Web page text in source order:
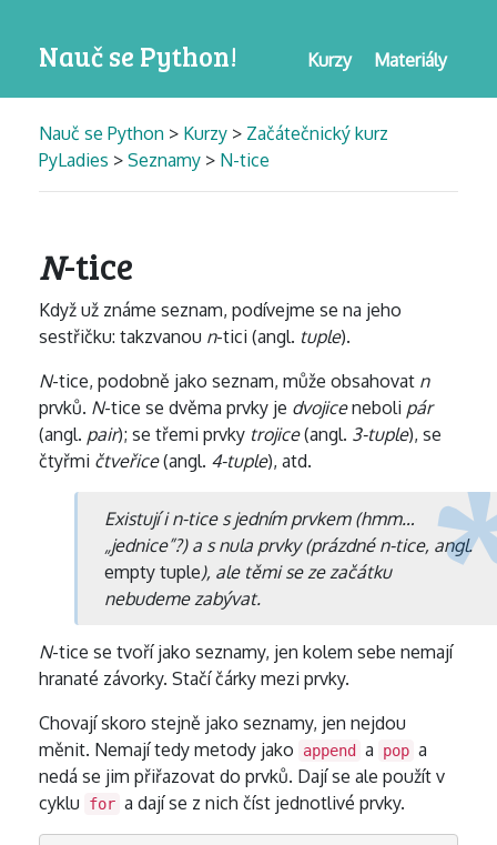
Nauč se Python! Materiály
Kurzy
Nauč se Python > Kurzy > Začátečnický kurz
PyLadies > Seznamy > N-tice
N-tice
Když už známe seznam, podívejme se na jeho
sestřičku: takzvanou n-tici (angl. tuple).
N-tice, podobně jako seznam, může obsahovat n
prvků. N-tice se dvěma prvky je dvojiceneboli pár
(angl. pair); se třemi prvky trojice(angl. 3-tuple), se
čtyřmi čtveřice(angl. 4-tuple), atd.
Existují in-tice s jedním prvkem (hmm…
„jednice”?) a s nula prvky (prázdnén-tice, angl.
empty tuple), ale těmi se ze začátku
nebudeme zabývat.
N-tice se tvoří jako seznamy, jen kolem sebe nemají
hranaté závorky. Stačí čárky mezi prvky.
Chovají skoro stejně jako seznamy, jen nejdou
měnit. Nemají tedy metody jako
append a pop a
nedá se jim přiřazovat do prvků. Dají se ale použít v
cyklu
for a dají se z nich číst jednotlivé prvky.